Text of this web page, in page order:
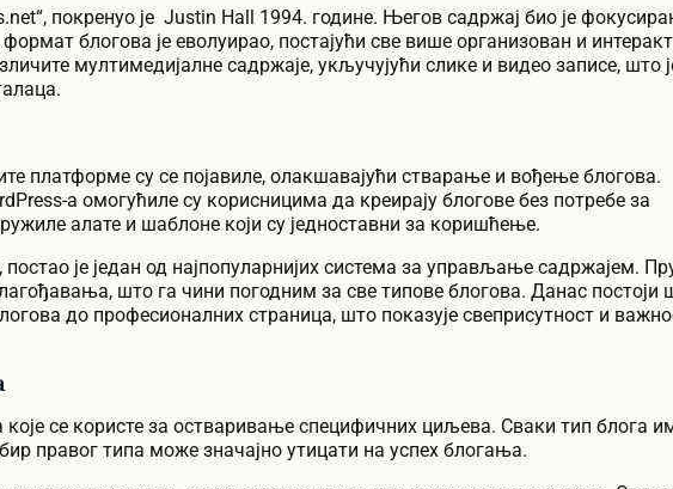
покренуо је Justin Hall 1994. године. Његов садржај био је
блогова је еволуирао, постајући све више организован и
мултимедијалне садржаје, укључујући слике и видео записе, што
платформе су се појавиле, олакшавајући стварање и вођење блогова.
а омогућиле су корисницима да креирају блогове без потребе за
алате и шаблоне који су једноставни за коришћење.
је један од најпопуларнијих система за управљање садржајем.
што га чини погодним за све типове блогова. Данас постоји
до професионалних страница, што показује свеприсутност и
које се користе за остваривање специфичних циљева. Сваки тип блога
правог типа може значајно утицати на успех блогања.